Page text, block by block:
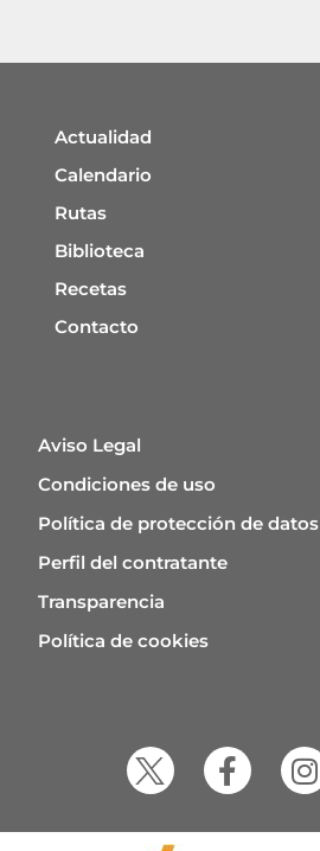
Actualidad
Calendario
Rutas
Biblioteca
Recetas
Contacto
Aviso Legal
Condiciones de uso
Política de protección de datos
Perfil del contratante
Transparencia
Política de cookies